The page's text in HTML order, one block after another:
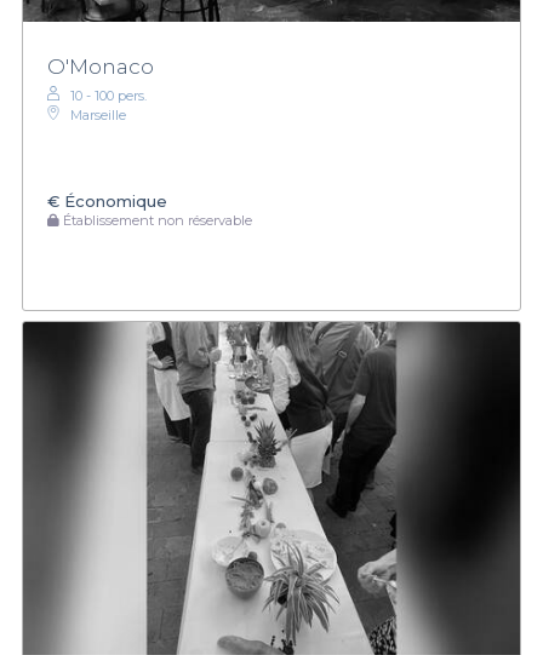
O'Monaco
10 - 100 pers.
Marseille
€ Économique
Établissement non réservable